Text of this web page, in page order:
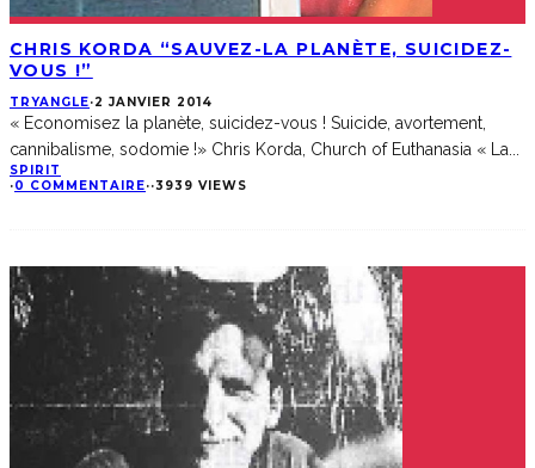
CHRIS KORDA “SAUVEZ-LA PLANÈTE, SUICIDEZ-
VOUS !”
TRYANGLE·2 JANVIER 2014
« Economisez la planète, suicidez-vous ! Suicide, avortement,
cannibalisme, sodomie !» Chris Korda, Church of Euthanasia « La
SPIRIT
·0 COMMENTAIRE··3939 VIEWS